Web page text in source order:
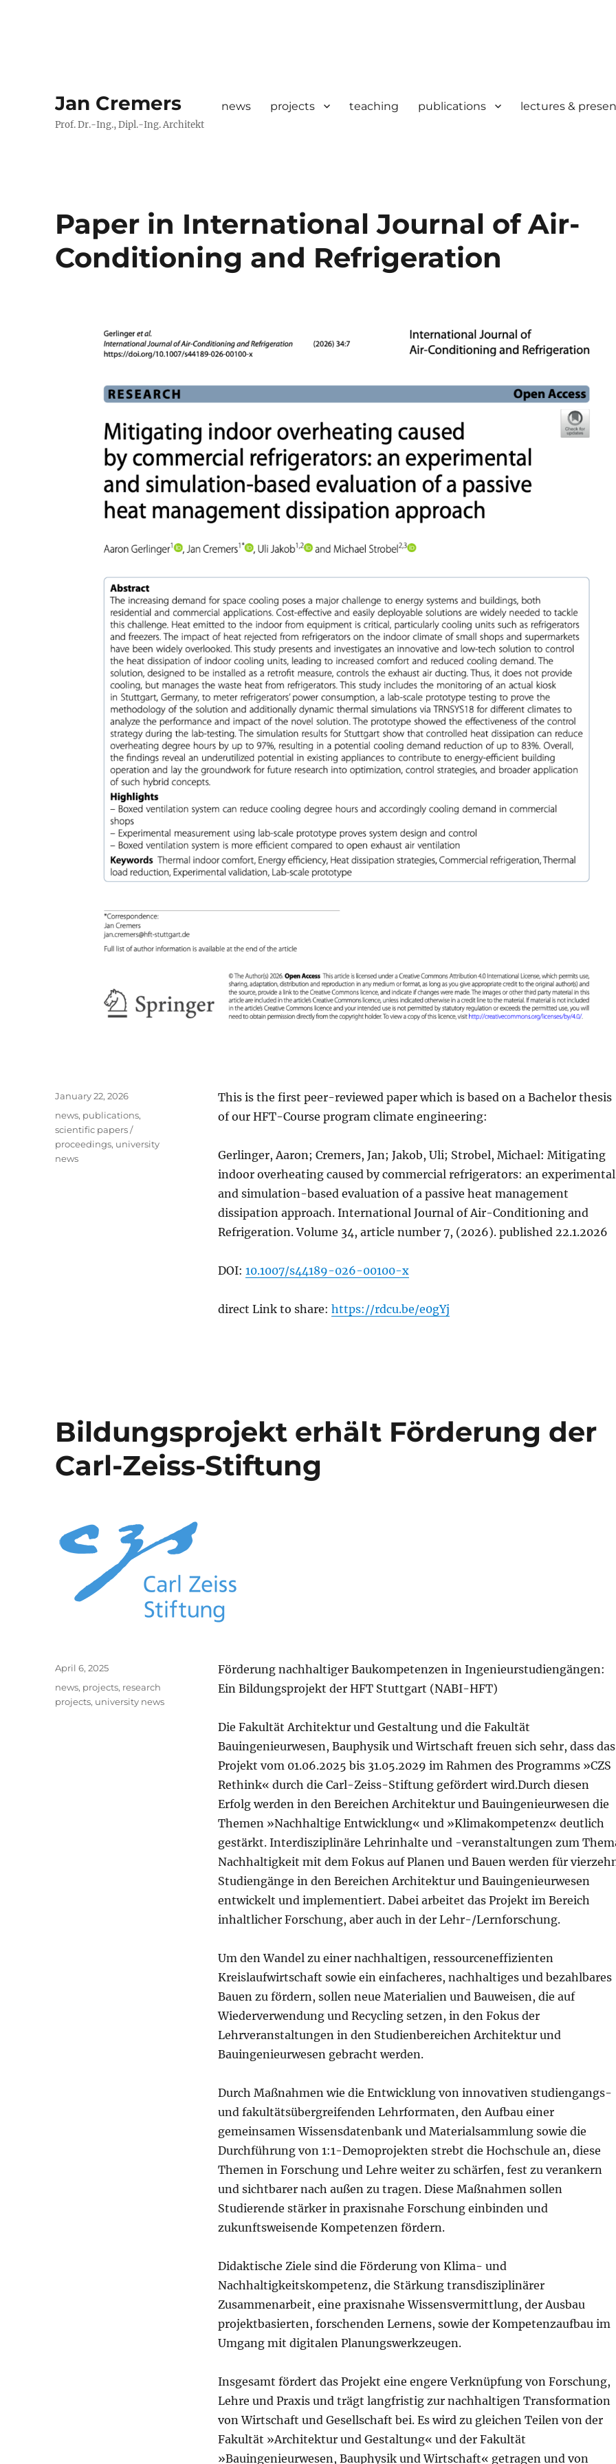
Jan Cremers
Prof. Dr.-Ing., Dipl.-Ing. Architekt
news projects teaching publications lectures &
Paper in International Journal of Air-
Conditioning and Refrigeration
This is the first peer-reviewed paper which is based on a Bachelor thesis
of our HFT-Course program climate engineering:
Gerlinger, Aaron; Cremers, Jan; Jakob, Uli; Strobel, Michael: Mitigating
indoor overheating caused by commercial refrigerators: an experimental
and simulation-based evaluation of a passive heat management
dissipation approach. International Journal of Air-Conditioning and
Refrigeration. Volume 34, article number 7, (2026). published 22.1.2026
DOI: 10.1007/s44189-026-00100-x
direct Link to share: https://rdcu.be/e0gYj
Posted
January 22, 2026
Categories
news, publications,
scientific papers /
proceedings, university
news
Bildungsprojekt erhält Förderung der
Carl-Zeiss-Stiftung
Förderung nachhaltiger Baukompetenzen in Ingenieurstudiengängen:
Ein Bildungsprojekt der HFT Stuttgart (NABI-HFT)
Die Fakultät Architektur und Gestaltung und die Fakultät
Bauingenieurwesen, Bauphysik und Wirtschaft freuen sich sehr, dass das
Projekt vom 01.06.2025 bis 31.05.2029 im Rahmen des Programms »CZS
Rethink« durch die Carl-Zeiss-Stiftung gefördert wird.Durch diesen
Erfolg werden in den Bereichen Architektur und Bauingenieurwesen die
Themen »Nachhaltige Entwicklung« und »Klimakompetenz« deutlich
gestärkt. Interdisziplinäre Lehrinhalte und -veranstaltungen zum
Nachhaltigkeit mit dem Fokus auf Planen und Bauen werden für
Studiengänge in den Bereichen Architektur und Bauingenieurwesen
entwickelt und implementiert. Dabei arbeitet das Projekt im Bereich
inhaltlicher Forschung, aber auch in der Lehr-/Lernforschung.
Um den Wandel zu einer nachhaltigen, ressourceneffizienten
Kreislaufwirtschaft sowie ein einfacheres, nachhaltiges und bezahlbares
Bauen zu fördern, sollen neue Materialien und Bauweisen, die auf
Wiederverwendung und Recycling setzen, in den Fokus der
Lehrveranstaltungen in den Studienbereichen Architektur und
Bauingenieurwesen gebracht werden.
Durch Maßnahmen wie die Entwicklung von innovativen studiengangs-
und fakultätsübergreifenden Lehrformaten, den Aufbau einer
gemeinsamen Wissensdatenbank und Materialsammlung sowie die
Durchführung von 1:1-Demoprojekten strebt die Hochschule an, diese
Themen in Forschung und Lehre weiter zu schärfen, fest zu verankern
und sichtbarer nach außen zu tragen. Diese Maßnahmen sollen
Studierende stärker in praxisnahe Forschung einbinden und
zukunftsweisende Kompetenzen fördern.
Didaktische Ziele sind die Förderung von Klima- und
Nachhaltigkeitskompetenz, die Stärkung transdisziplinärer
Zusammenarbeit, eine praxisnahe Wissensvermittlung, der Ausbau
projektbasierten, forschenden Lernens, sowie der Kompetenzaufbau im
Umgang mit digitalen Planungswerkzeugen.
Insgesamt fördert das Projekt eine engere Verknüpfung von Forschung,
Lehre und Praxis und trägt langfristig zur nachhaltigen Transformation
von Wirtschaft und Gesellschaft bei. Es wird zu gleichen Teilen von der
Fakultät »Architektur und Gestaltung« und der Fakultät
»Bauingenieurwesen, Bauphysik und Wirtschaft« getragen und von
Posted
April 6, 2025
Categories
news, projects, research
projects, university news